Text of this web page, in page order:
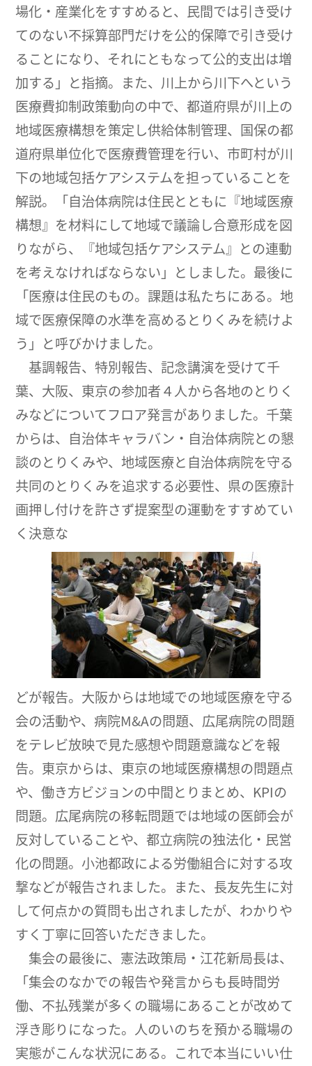
場化・産業化をすすめると、民間では引き受け
てのない不採算部門だけを公的保障で引き受け
ることになり、それにともなって公的支出は増
加する」と指摘。また、川上から川下へという
医療費抑制政策動向の中で、都道府県が川上の
地域医療構想を策定し供給体制管理、国保の都
道府県単位化で医療費管理を行い、市町村が川
下の地域包括ケアシステムを担っていることを
解説。「自治体病院は住民とともに『地域医療
構想』を材料にして地域で議論し合意形成を図
りながら、『地域包括ケアシステム』との連動
を考えなければならない」としました。最後に
「医療は住民のもの。課題は私たちにある。地
域で医療保障の水準を高めるとりくみを続けよ
う」と呼びかけました。
基調報告、特別報告、記念講演を受けて千
葉、大阪、東京の参加者４人から各地のとりく
みなどについてフロア発言がありました。千葉
からは、自治体キャラバン・自治体病院との懇
談のとりくみや、地域医療と自治体病院を守る
共同のとりくみを追求する必要性、県の医療計
画押し付けを許さず提案型の運動をすすめてい
く決意な
どが報告。大阪からは地域での地域医療を守る
会の活動や、病院M&Aの問題、広尾病院の問題
をテレビ放映で見た感想や問題意識などを報
告。東京からは、東京の地域医療構想の問題点
や、働き方ビジョンの中間とりまとめ、KPIの
問題。広尾病院の移転問題では地域の医師会が
反対していることや、都立病院の独法化・民営
化の問題。小池都政による労働組合に対する攻
撃などが報告されました。また、長友先生に対
して何点かの質問も出されましたが、わかりや
すく丁寧に回答いただきました。
集会の最後に、憲法政策局・江花新局長は、
「集会のなかでの報告や発言からも長時間労
働、不払残業が多くの職場にあることが改めて
浮き彫りになった。人のいのちを預かる職場の
実態がこんな状況にある。これで本当にいい仕